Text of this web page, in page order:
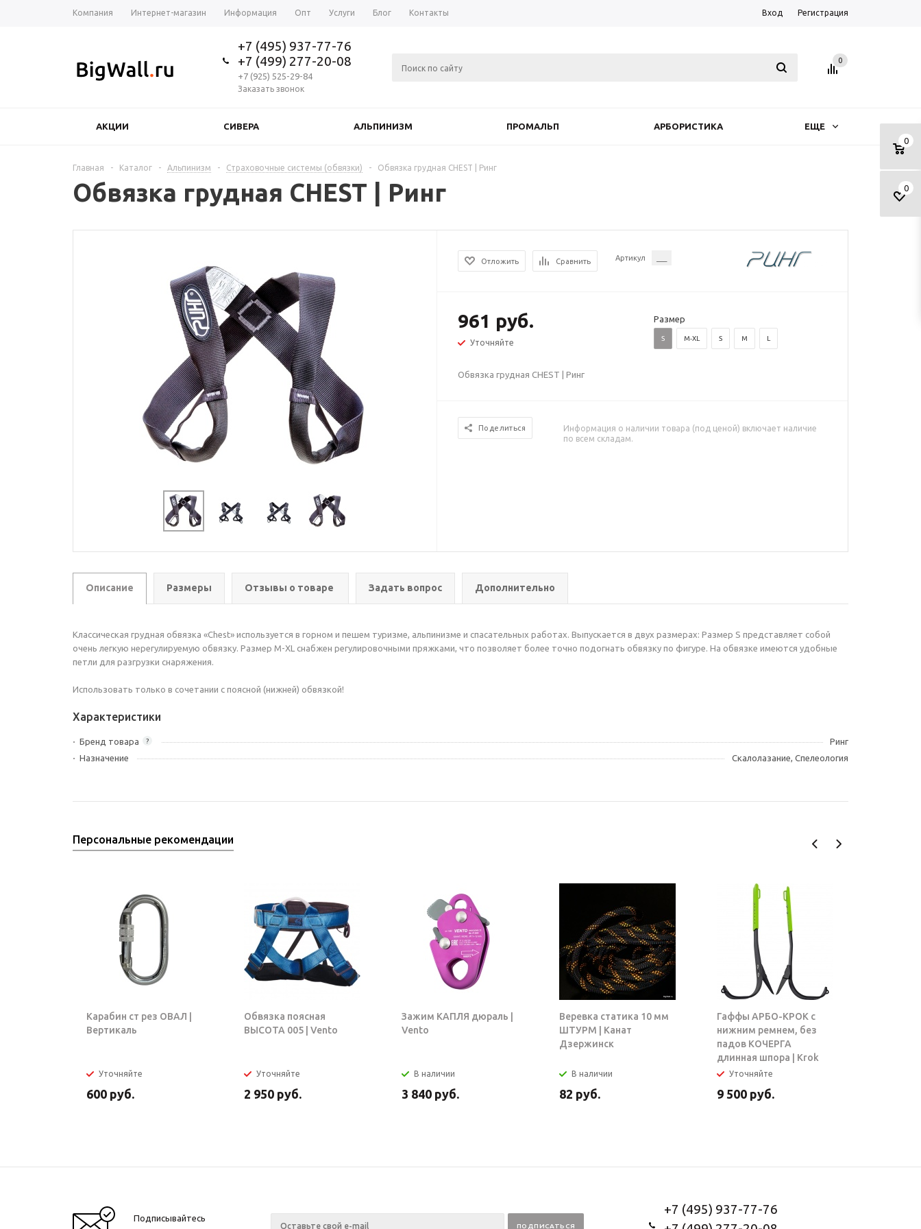
Компания Интернет-магазин Информация Опт Услуги Блог Контакты Вход Регистрация
+7 (495) 937-77-76
+7 (499) 277-20-08
+7 (925) 525-29-84
Заказать звонок
0
0
0
АКЦИИ СИВЕРА АЛЬПИНИЗМ ПРОМАЛЬП АРБОРИСТИКА ЕЩЕ
Главная - Каталог - Альпинизм - Страховочные системы (обвязки) - Обвязка грудная CHEST | Ринг
Обвязка грудная CHEST | Ринг
Отложить Сравнить Артикул
961 руб.
Уточняйте
Размер
S M-XL S M L
Обвязка грудная CHEST | Ринг
Поделиться
Информация о наличии товара (под ценой) включает наличие
по всем складам.
Описание Размеры Отзывы о товаре Задать вопрос Дополнительно
Классическая грудная обвязка «Chest» используется в горном и пешем туризме, альпинизме и спасательных работах. Выпускается в двух размерах: Размер S представляет собой
очень легкую нерегулируемую обвязку. Размер М-ХL снабжен регулировочными пряжками, что позволяет более точно подогнать обвязку по фигуре. На обвязке имеются удобные
петли для разгрузки снаряжения.
Использовать только в сочетании с поясной (нижней) обвязкой!
Характеристики
?
Бренд товара
Ринг
Назначение
Скалолазание, Спелеология
Персональные рекомендации
Карабин ст рез ОВАЛ |
Вертикаль
Уточняйте
600 руб.
Обвязка поясная
ВЫСОТА 005 | Vento
Уточняйте
2 950 руб.
Зажим КАПЛЯ дюраль |
Vento
В наличии
3 840 руб.
Веревка статика 10 мм
ШТУРМ | Канат
Дзержинск
В наличии
82 руб.
Гаффы АРБО-КРОК с
нижним ремнем, без
падов КОЧЕРГА
длинная шпора | Krok
Уточняйте
9 500 руб.
Подписывайтесь
+7 (495) 937-77-76